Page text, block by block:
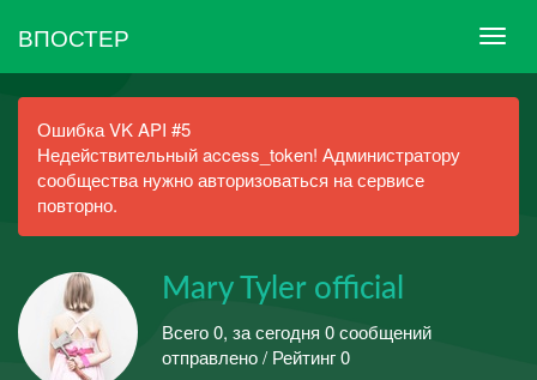
ВПОСТЕР
Ошибка VK API #5
Недействительный access_token! Администратору
сообщества нужно авторизоваться на сервисе
повторно.
Mary Tyler official
Всего 0, за сегодня 0 сообщений
отправлено / Рейтинг 0